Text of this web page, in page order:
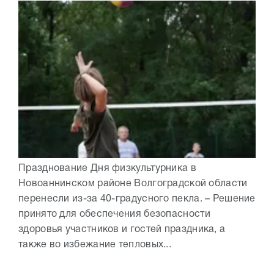
Празднование Дня физкультурника в
Новоаннинском районе Волгоградской области
перенесли из-за 40-градусного пекла. – Решение
принято для обеспечения безопасности
здоровья участников и гостей праздника, а
также во избежание тепловых...